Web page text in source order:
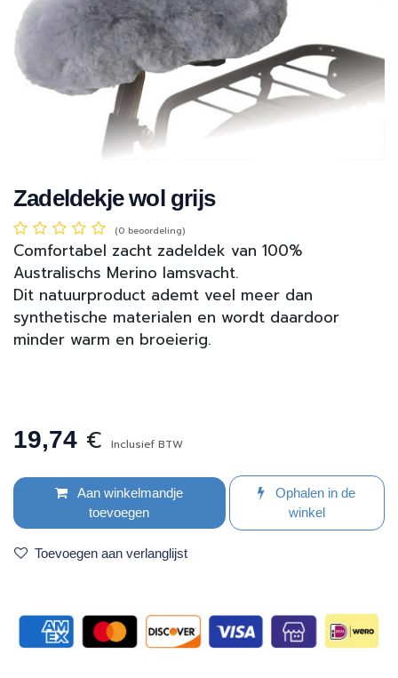
Zadeldekje wol grijs
(0 beoordeling)
Comfortabel zacht zadeldek van 100%
Australischs Merino lamsvacht.
Dit natuurproduct ademt veel meer dan
synthetische materialen en wordt daardoor
minder warm en broeierig.
19,74 € Inclusief BTW
Aan winkelmandje
toevoegen
Ophalen in de
winkel
Toevoegen aan verlanglijst